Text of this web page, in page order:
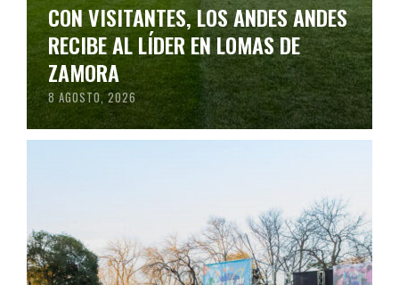
CON VISITANTES, LOS ANDES ANDES
RECIBE AL LÍDER EN LOMAS DE
ZAMORA
8 AGOSTO, 2026